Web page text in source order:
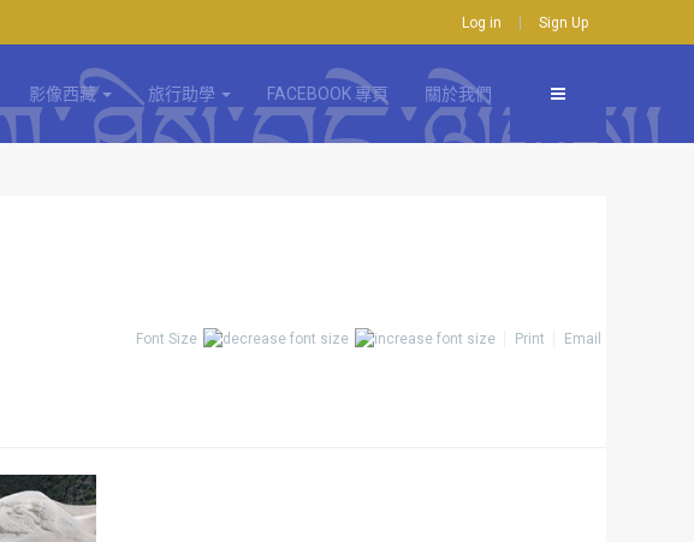
Log in Sign Up
影像西藏 旅行助學 FACEBOOK 專頁 關於我們
Font Size Print Email